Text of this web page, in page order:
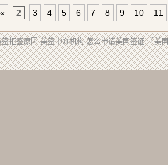
« 2 3 4 5 6 7 8 9 10 11
拒签原因-美签中介机构-怎么申请美国签证-「美